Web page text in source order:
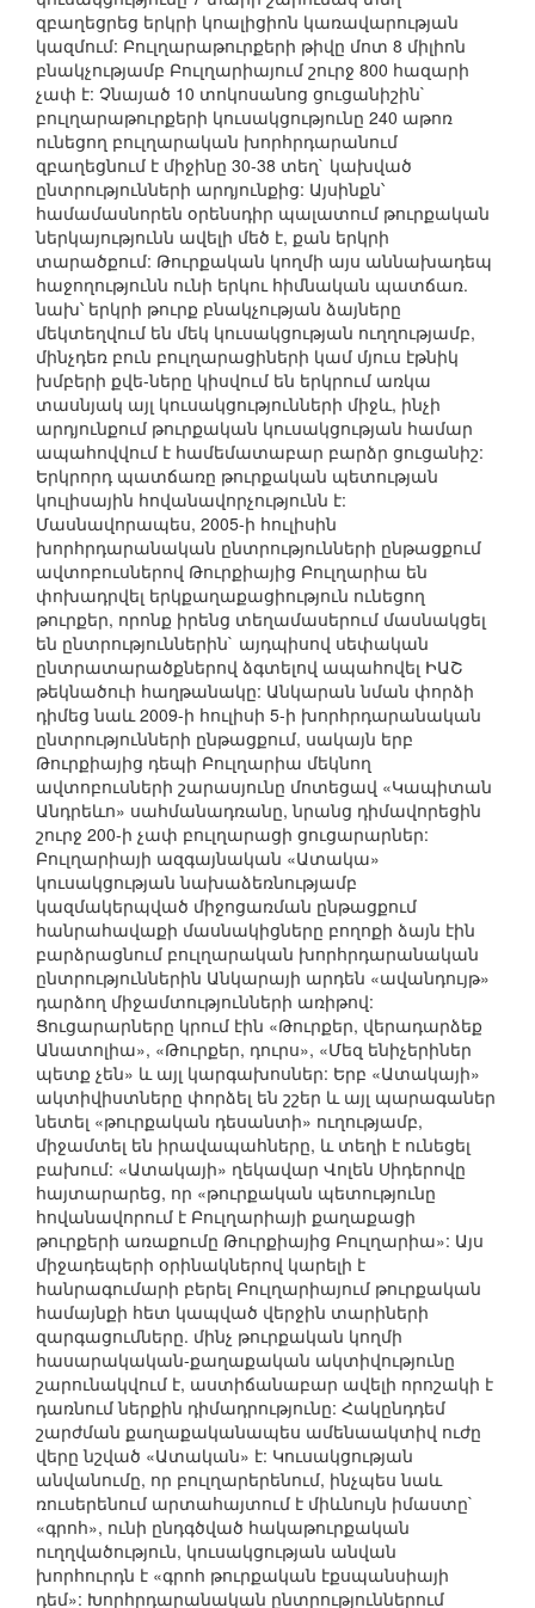
զբաղեցրեց երկրի կոալիցիոն կառավարության
կազմում: Բուլղարաթուրքերի թիվը մոտ 8 միլիոն
բնակչությամբ Բուլղարիայում շուրջ 800 հազարի
չափ է: Չնայած 10 տոկոսանոց ցուցանիշին`
բուլղարաթուրքերի կուսակցությունը 240 աթոռ
ունեցող բուլղարական խորհրդարանում
զբաղեցնում է միջինը 30-38 տեղ` կախված
ընտրությունների արդյունքից: Այսինքն՝
համամասնորեն օրենսդիր պալատում թուրքական
ներկայությունն ավելի մեծ է, քան երկրի
տարածքում: Թուրքական կողմի այս աննախադեպ
հաջողությունն ունի երկու հիմնական պատճառ.
նախ՝ երկրի թուրք բնակչության ձայները
մեկտեղվում են մեկ կուսակցության ուղղությամբ,
մինչդեռ բուն բուլղարացիների կամ մյուս էթնիկ
խմբերի քվե-ները կիսվում են երկրում առկա
տասնյակ այլ կուսակցությունների միջև, ինչի
արդյունքում թուրքական կուսակցության համար
ապահովվում է համեմատաբար բարձր ցուցանիշ:
Երկրորդ պատճառը թուրքական պետության
կուլիսային հովանավորչությունն է:
Մասնավորապես, 2005-ի հուլիսին
խորհրդարանական ընտրությունների ընթացքում
ավտոբուսներով Թուրքիայից Բուլղարիա են
փոխադրվել երկքաղաքացիություն ունեցող
թուրքեր, որոնք իրենց տեղամասերում մասնակցել
են ընտրություններին` այդպիսով սեփական
ընտրատարածքներով ձգտելով ապահովել ԻԱՇ
թեկնածուի հաղթանակը: Անկարան նման փորձի
դիմեց նաև 2009-ի հուլիսի 5-ի խորհրդարանական
ընտրությունների ընթացքում, սակայն երբ
Թուրքիայից դեպի Բուլղարիա մեկնող
ավտոբուսների շարասյունը մոտեցավ «Կապիտան
Անդրեևո» սահմանադռանը, նրանց դիմավորեցին
շուրջ 200-ի չափ բուլղարացի ցուցարարներ:
Բուլղարիայի ազգայնական «Ատակա»
կուսակցության նախաձեռնությամբ
կազմակերպված միջոցառման ընթացքում
հանրահավաքի մասնակիցները բողոքի ձայն էին
բարձրացնում բուլղարական խորհրդարանական
ընտրություններին Անկարայի արդեն «ավանդույթ»
դարձող միջամտությունների առիթով:
Ցուցարարները կրում էին «Թուրքեր, վերադարձեք
Անատոլիա», «Թուրքեր, դուրս», «Մեզ ենիչերիներ
պետք չեն» և այլ կարգախոսներ: Երբ «Ատակայի»
ակտիվիստները փորձել են շշեր և այլ պարագաներ
նետել «թուրքական դեսանտի» ուղությամբ,
միջամտել են իրավապահները, և տեղի է ունեցել
բախում: «Ատակայի» ղեկավար Վոլեն Սիդերովը
հայտարարեց, որ «թուրքական պետությունը
հովանավորում է Բուլղարիայի քաղաքացի
թուրքերի առաքումը Թուրքիայից Բուլղարիա»: Այս
միջադեպերի օրինակներով կարելի է
հանրագումարի բերել Բուլղարիայում թուրքական
համայնքի հետ կապված վերջին տարիների
զարգացումները. մինչ թուրքական կողմի
հասարակական-քաղաքական ակտիվությունը
շարունակվում է, աստիճանաբար ավելի որոշակի է
դառնում ներքին դիմադրությունը: Հակընդդեմ
շարժման քաղաքականապես ամենաակտիվ ուժը
վերը նշված «Ատական» է: Կուսակցության
անվանումը, որ բուլղարերենում, ինչպես նաև
ռուսերենում արտահայտում է միևնույն իմաստը`
«գրոհ», ունի ընդգծված հակաթուրքական
ուղղվածություն, կուսակցության անվան
խորհուրդն է «գրոհ թուրքական էքսպանսիայի
դեմ»: Խորհրդարանական ընտրություններում